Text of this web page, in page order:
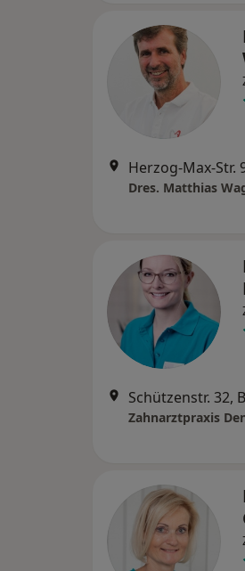
Herzog-Max-Str.
Dres. Matthias
Schützenstr. 32,
Zahnarztpraxis